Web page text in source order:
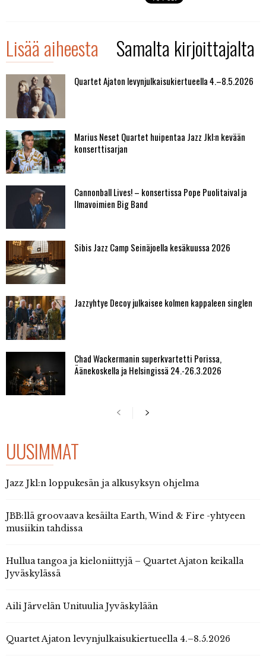
Lisää aiheesta Samalta kirjoittajalta
Quartet Ajaton levynjulkaisukiertueella 4.–8.5.2026
Marius Neset Quartet huipentaa Jazz Jkl:n kevään
konserttisarjan
Cannonball Lives! – konsertissa Pope Puolitaival ja
Ilmavoimien Big Band
Sibis Jazz Camp Seinäjoella kesäkuussa 2026
Jazzyhtye Decoy julkaisee kolmen kappaleen singlen
Chad Wackermanin superkvartetti Porissa,
Äänekoskella ja Helsingissä 24.-26.3.2026
UUSIMMAT
Jazz Jkl:n loppukesän ja alkusyksyn ohjelma
JBB:llä groovaava kesäilta Earth, Wind & Fire -yhtyeen
musiikin tahdissa
Hullua tangoa ja kieloniittyjä – Quartet Ajaton keikalla
Jyväskylässä
Aili Järvelän Unituulia Jyväskylään
Quartet Ajaton levynjulkaisukiertueella 4.–8.5.2026